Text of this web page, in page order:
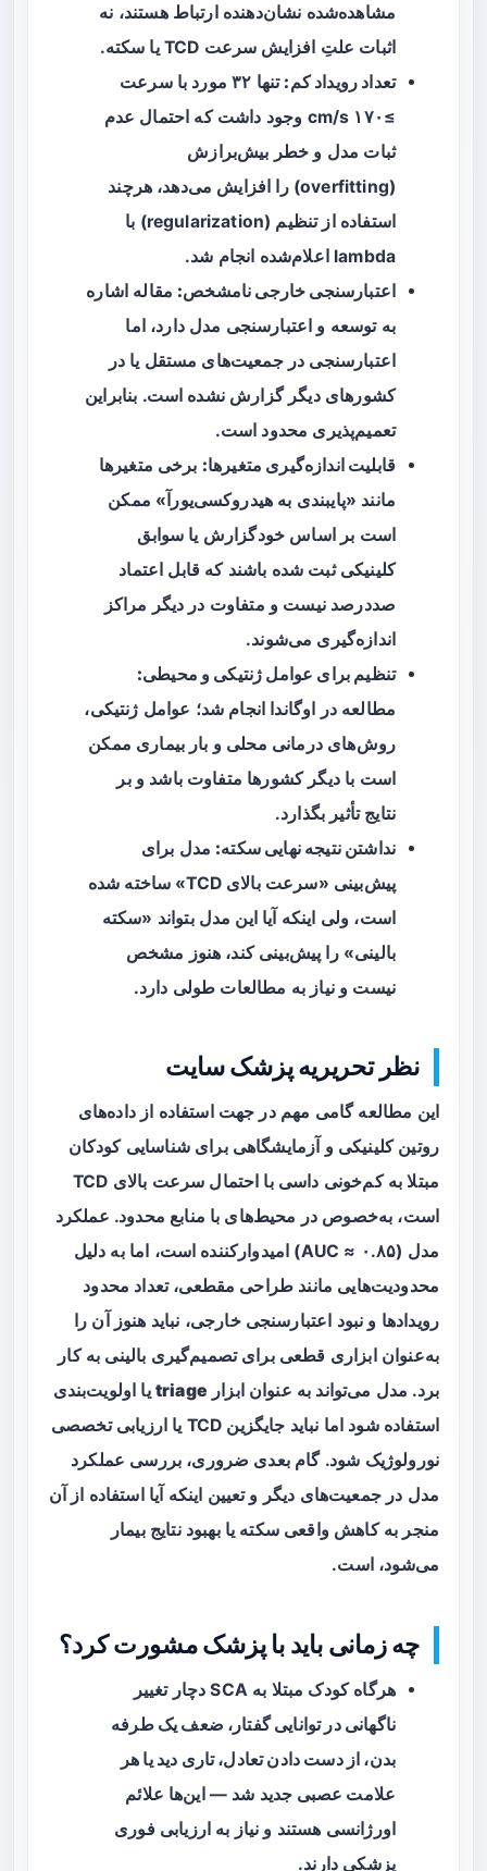
مشاهده‌شده نشان‌دهنده ارتباط هستند، نه
اثبات علتِ افزایش سرعت TCD یا سکته.
تعداد رویداد کم:
تنها ۳۲ مورد با سرعت
≥۱۷۰ cm/s وجود داشت که احتمال عدم
ثبات مدل و خطر بیش‌برازش
(overfitting) را افزایش می‌دهد، هرچند
استفاده از تنظیم (regularization) با
lambda اعلام‌شده انجام شد.
اعتبارسنجی خارجی نامشخص: مقاله اشاره
به توسعه و اعتبارسنجی مدل دارد، اما
اعتبارسنجی در جمعیت‌های مستقل یا در
کشورهای دیگر گزارش نشده است. بنابراین
تعمیم‌پذیری محدود است.
قابلیت اندازه‌گیری متغیرها: برخی متغیرها
مانند «پایبندی به هیدروکسی‌یورآ» ممکن
است بر اساس خودگزارش یا سوابق
کلینیکی ثبت شده باشند که قابل اعتماد
صددرصد نیست و متفاوت در دیگر مراکز
اندازه‌گیری می‌شوند.
تنظیم برای عوامل ژنتیکی و محیطی:
مطالعه در اوگاندا انجام شد؛ عوامل ژنتیکی،
روش‌های درمانی محلی و بار بیماری ممکن
است با دیگر کشورها متفاوت باشد و بر
نتایج تأثیر بگذارد.
نداشتن نتیجه نهایی سکته: مدل برای
پیش‌بینی «سرعت بالای TCD» ساخته شده
است، ولی اینکه آیا این مدل بتواند «سکته
بالینی» را پیش‌بینی کند، هنوز مشخص
نیست و نیاز به مطالعات طولی دارد.
نظر تحریریه پزشک سایت
این مطالعه گامی مهم در جهت استفاده از داده‌های
روتین کلینیکی و آزمایشگاهی برای شناسایی کودکان
مبتلا به کم‌خونی داسی با احتمال سرعت بالای TCD
است، به‌خصوص در محیط‌های با منابع محدود. عملکرد
مدل (AUC ≈ ۰.۸۵) امیدوارکننده است، اما به دلیل
محدودیت‌هایی مانند طراحی مقطعی، تعداد محدود
رویدادها و نبود اعتبارسنجی خارجی، نباید هنوز آن را
به‌عنوان ابزاری قطعی برای تصمیم‌گیری بالینی به کار
برد. مدل می‌تواند به عنوان ابزار triage یا اولویت‌بندی
استفاده شود اما نباید جایگزین TCD‌ یا ارزیابی تخصصی
نورولوژیک شود. گام بعدی ضروری، بررسی عملکرد
مدل در جمعیت‌های دیگر و تعیین اینکه آیا استفاده از آن
منجر به کاهش واقعی سکته یا بهبود نتایج بیمار
می‌شود، است.
چه زمانی باید با پزشک مشورت کرد؟
هرگاه کودک مبتلا به SCA دچار
تغییر
ناگهانی در توانایی گفتار، ضعف یک طرفه
بدن، از دست دادن تعادل، تاری دید یا هر
علامت عصبی جدید شد — این‌ها علائم
اورژانسی هستند و نیاز به ارزیابی فوری
پزشکی دارند.